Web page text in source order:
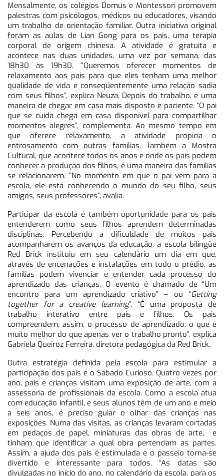
Mensalmente, os colégios Domus e Montessori promovem
palestras com psicólogos, médicos ou educadores, visando
um trabalho de orientação familiar. Outra iniciativa original
foram as aulas de Lian Gong para os pais, uma terapia
corporal de origem chinesa. A atividade é gratuita e
acontece nas duas unidades, uma vez por semana, das
18h30 às 19h30. “Queremos oferecer momentos de
relaxamento aos pais para que eles tenham uma melhor
qualidade de vida e conseqüentemente uma relação sadia
com seus filhos”, explica Neuza. Depois do trabalho, é uma
maneira de chegar em casa mais disposto e paciente. “O pai
que se cuida chega em casa disponível para compartilhar
momentos alegres”, complementa. Ao mesmo tempo em
que oferece relaxamento, a atividade propicia o
entrosamento com outras famílias. Também a Mostra
Cultural, que acontece todos os anos e onde os pais podem
conhecer a produção dos filhos, é uma maneira das famílias
se relacionarem. “No momento em que o pai vem para a
escola, ele está conhecendo o mundo do seu filho, seus
amigos, seus professores”, avalia.
Participar da escola é também oportunidade para os pais
entenderem como seus filhos aprendem determinadas
disciplinas. Percebendo a dificuldade de muitos pais
acompanharem os avanços da educação, a escola bilíngüe
Red Brick instituiu em seu calendário um dia em que,
através de encenações e instalações em todo o prédio, as
famílias podem vivenciar e entender cada processo do
aprendizado das crianças. O evento é chamado de “Um
encontro para um aprendizado criativo” – ou “Getting
together for a creative learning”. “É uma proposta de
trabalho interativo entre pais e filhos. Os pais
compreendem, assim, o processo de aprendizado, o que é
muito melhor do que apenas ver o trabalho pronto”, explica
Gabriela Queiroz Ferreira, diretora pedagógica da Red Brick.
Outra estratégia definida pela escola para estimular a
participação dos pais é o Sábado Curioso. Quatro vezes por
ano, pais e crianças visitam uma exposição de arte, com a
assessoria de profissionais da escola. Como a escola atua
com educação infantil, e seus alunos têm de um ano e meio
a seis anos, é preciso guiar o olhar das crianças nas
exposições. Numa das visitas, as crianças levaram cortadas
em pedaços de papel, miniaturas das obras de arte, e
tinham que identificar a qual obra pertenciam as partes.
Assim, a ajuda dos pais é estimulada e o passeio torna-se
divertido e interessante para todos. “As datas são
divulgadas no início do ano, no calendário da escola, para os